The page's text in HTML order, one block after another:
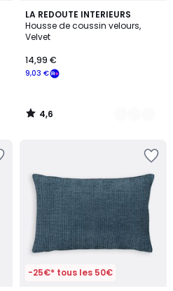
LA REDOUTE INTERIEURS
Housse de coussin velours,
Velvet
9,03 €
14,99 €
4,6
/ 5
10
Couleurs
4,6
/
-25€* tous les 50€